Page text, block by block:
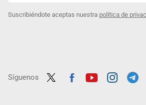
Suscribiéndote aceptas nuestra política de
Síguenos